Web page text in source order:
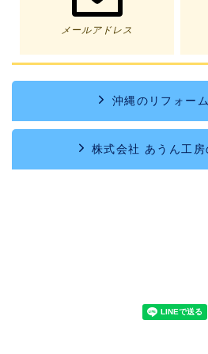
メールアドレス
沖縄のリフォー
株式会社 あうん工房